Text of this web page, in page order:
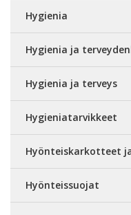
Hygienia
Hygienia ja
Hygienia ja terveys
Hygieniatarvikkeet
Hyönteiskarkotteet
Hyönteissuojat